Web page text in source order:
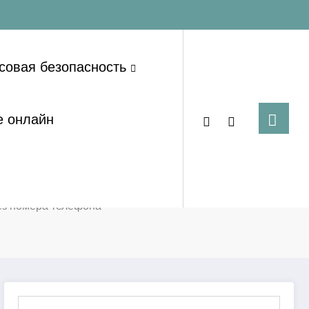
безопасность
онлайн
номера телефона